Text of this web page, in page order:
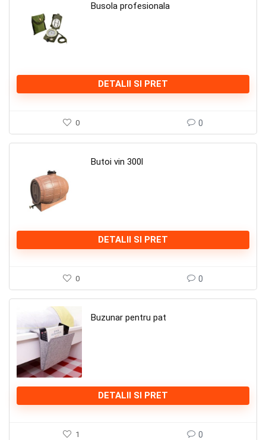
Busola profesionala
DETALII SI PRET
0 0
Butoi vin 300l
DETALII SI PRET
0 0
Buzunar pentru pat
DETALII SI PRET
1 0